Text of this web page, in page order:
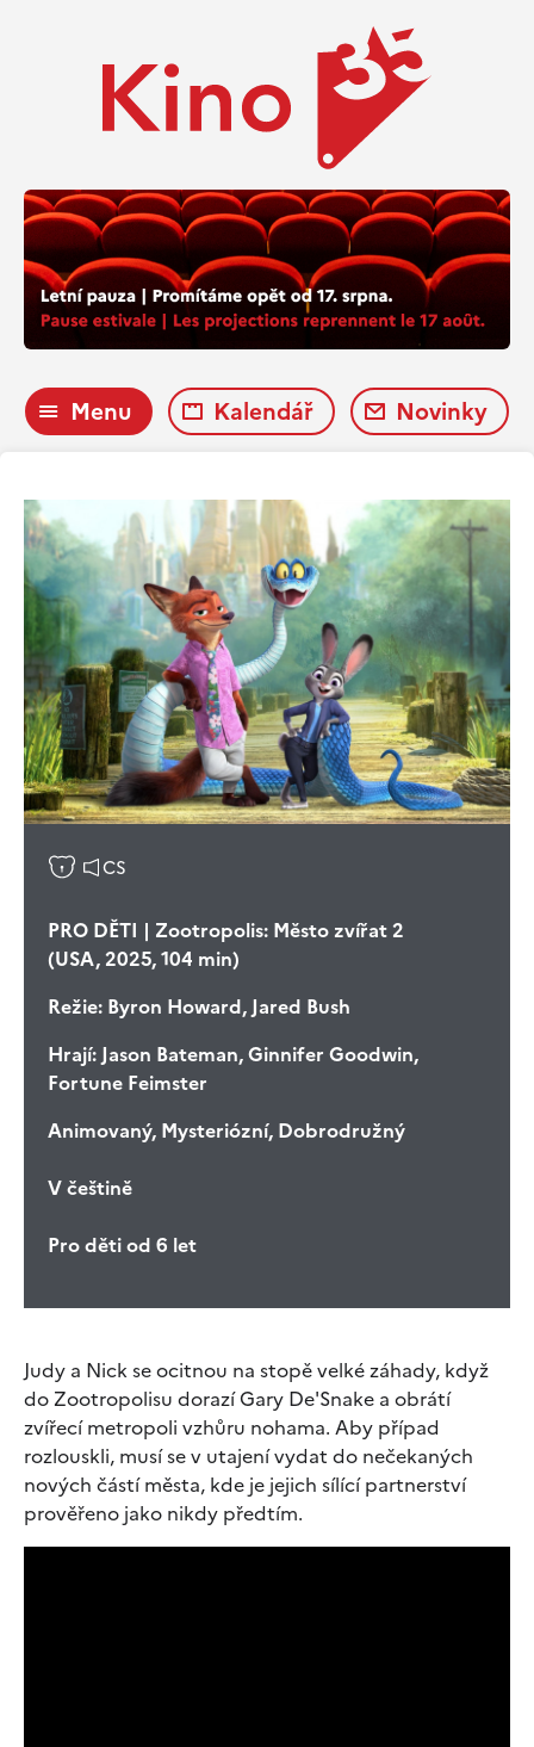
Menu Kalendář Novinky
CS
PRO DĚTI | Zootropolis: Město zvířat 2
(USA, 2025, 104 min)
Režie: Byron Howard, Jared Bush
Hrají: Jason Bateman, Ginnifer Goodwin,
Fortune Feimster
Animovaný, Mysteriózní, Dobrodružný
V češtině
Pro děti od 6 let
Judy a Nick se ocitnou na stopě velké záhady, když
do Zootropolisu dorazí Gary De'Snake a obrátí
zvířecí metropoli vzhůru nohama. Aby případ
rozlouskli, musí se v utajení vydat do nečekaných
nových částí města, kde je jejich sílící partnerství
prověřeno jako nikdy předtím.